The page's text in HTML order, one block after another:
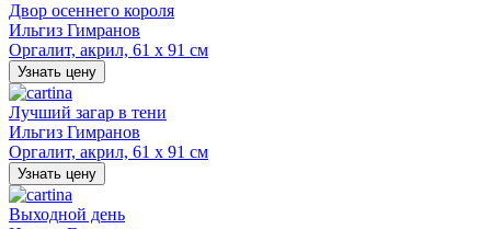
Двор осеннего короля
Ильгиз Гимранов
Оргалит, акрил, 61 х 91 см
Узнать цену
Лучший загар в тени
Ильгиз Гимранов
Оргалит, акрил, 61 х 91 см
Узнать цену
Выходной день